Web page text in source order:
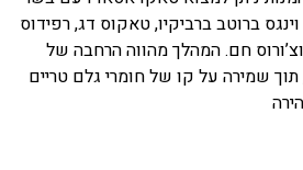
ברוטב ברביקיו, טאקוס דג, רפידוס
וצ’ורוס חם. המהלך מהווה הרחבה של
תוך שמירה על קו של חומרי גלם טריים